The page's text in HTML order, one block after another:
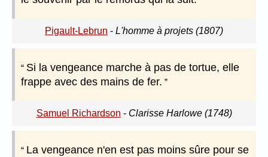
Pigault-Lebrun - L'homme à projets (1807)
Si la vengeance marche à pas de tortue, elle
frappe avec des mains de fer.
Samuel Richardson - Clarisse Harlowe (1748)
La vengeance n'en est pas moins sûre pour se